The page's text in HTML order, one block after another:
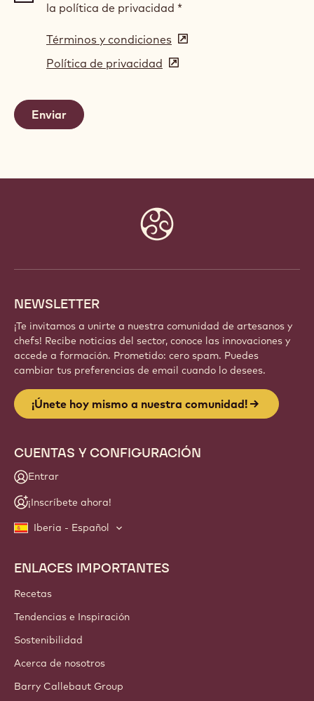
la política de privacidad *
Términos y condiciones (opens
in
Política de privacidad (opens
NEWSLETTER
¡Te invitamos a unirte a nuestra comunidad de artesanos y
chefs! Recibe noticias del sector, conoce las innovaciones y
accede a formación. Prometido: cero spam. Puedes
cambiar tus preferencias de email cuando lo desees.
¡Únete hoy mismo a nuestra comunidad!
CUENTAS Y CONFIGURACIÓN
Entrar
¡Inscríbete ahora!
Iberia - Español
Footer
Callebaut
ENLACES IMPORTANTES
Recetas
Tendencias e Inspiración
Sostenibilidad
Acerca de nosotros
Barry Callebaut Group